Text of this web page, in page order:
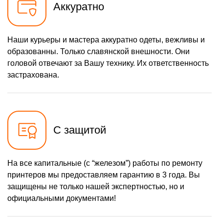
Аккуратно
Наши курьеры и мастера аккуратно одеты, вежливы и
образованны. Только славянской внешности. Они
головой отвечают за Вашу технику. Их ответственность
застрахована.
С защитой
На все капитальные (с “железом”) работы по ремонту
принтеров мы предоставляем гарантию в 3 года. Вы
защищены не только нашей экспертностью, но и
официальными документами!